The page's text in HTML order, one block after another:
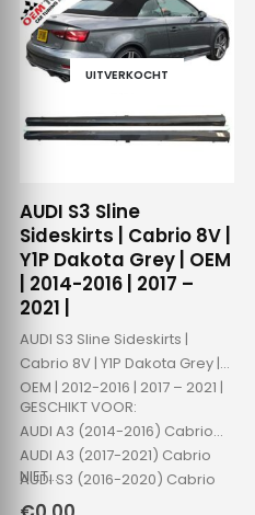
UITVERKOCHT
AUDI S3 Sline
Sideskirts | Cabrio 8V |
Y1P Dakota Grey | OEM
| 2014-2016 | 2017 –
2021 |
AUDI S3 Sline Sideskirts |
Cabrio 8V | Y1P Dakota Grey |
OEM | 2012-2016 | 2017 – 2021 |
GESCHIKT VOOR:
AUDI A3 (2014-2016) Cabrio
AUDI A3 (2017-2021) Cabrio
AUDI S3 (2016-2020) Cabrio
NIET…